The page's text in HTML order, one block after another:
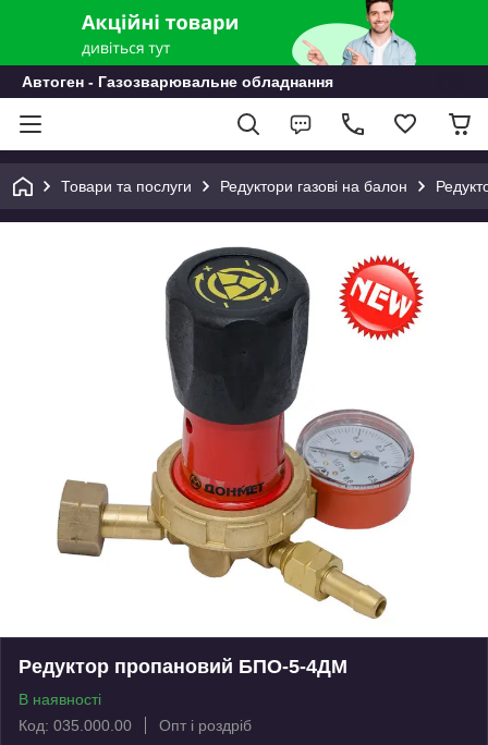
Автоген - Газозварювальне обладнання
Товари та послуги Редуктори газові на балон
Редуктор пропановий БПО-5-4ДМ
В наявності
Код: 035.000.00
Опт і роздріб